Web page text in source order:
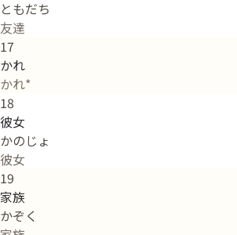
ともだち
友達
17
かれ
かれ*
18
彼女
かのじょ
彼女
19
家族
かぞく